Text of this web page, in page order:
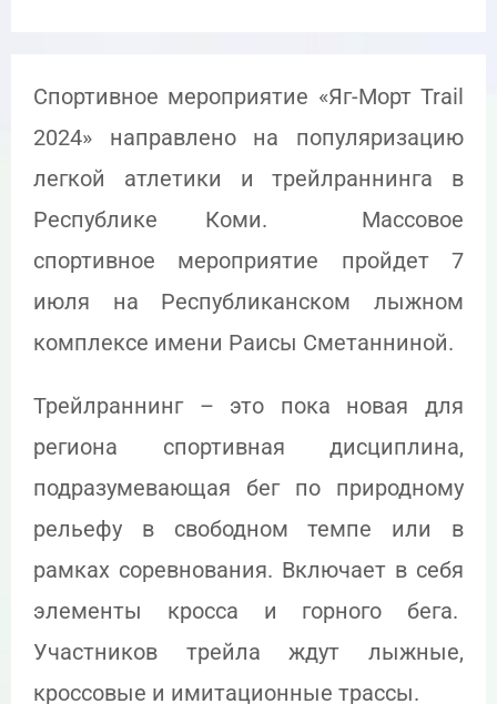
Спортивное мероприятие «Яг-Морт Trail
2024» направлено на популяризацию
легкой атлетики и трейлраннинга в
Республике Коми. Массовое
спортивное мероприятие пройдет 7
июля на Республиканском лыжном
комплексе имени Раисы Сметанниной.
Трейлраннинг – это пока новая для
региона спортивная дисциплина,
подразумевающая бег по природному
рельефу в свободном темпе или в
рамках соревнования. Включает в себя
элементы кросса и горного бега.
Участников трейла ждут лыжные,
кроссовые и имитационные трассы.